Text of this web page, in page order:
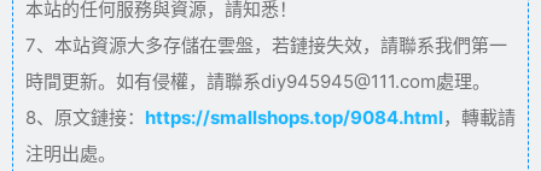
本站的任何服務與資源，請知悉！
7、本站資源大多存儲在雲盤，若鏈接失效，請聯系我們第一
時間更新。如有侵權，請聯系diy945945@111.com處理。
8、原文鏈接： https://smallshops.top/9084.html，轉載請
注明出處。